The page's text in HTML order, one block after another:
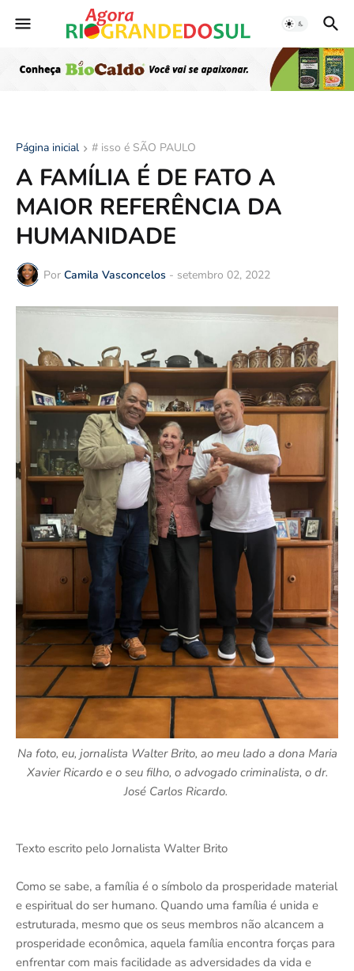
Página inicial # isso é SÃO PAULO
A FAMÍLIA É DE FATO A
MAIOR REFERÊNCIA DA
HUMANIDADE
Por Camila Vasconcelos - setembro 02, 2022
Na foto, eu, jornalista Walter Brito, ao meu lado a dona Maria
Xavier Ricardo e o seu filho, o advogado criminalista, o dr.
José Carlos Ricardo.
Texto escrito pelo Jornalista Walter Brito
Como se sabe, a família é o símbolo da prosperidade material
e espiritual do ser humano. Quando uma família é unida e
estruturada, mesmo que os seus membros não alcancem a
prosperidade econômica, aquela família encontra forças para
enfrentar com mais facilidade as adversidades da vida e